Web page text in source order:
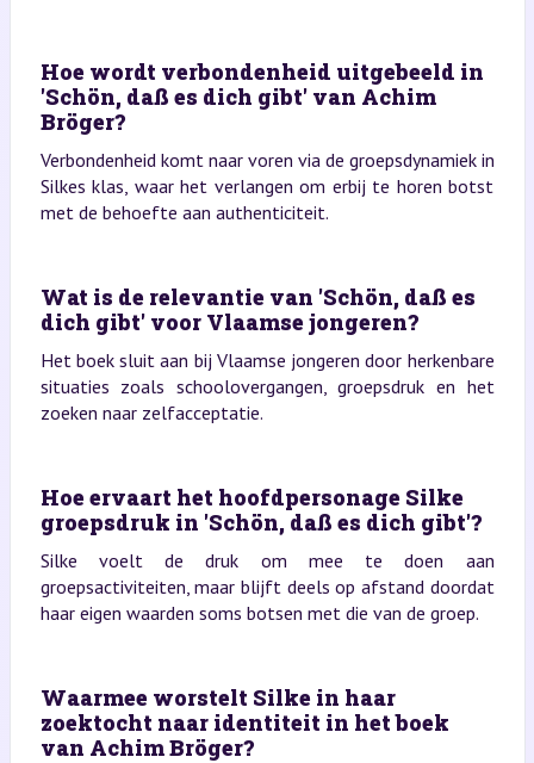
Hoe wordt verbondenheid uitgebeeld in
'Schön, daß es dich gibt' van Achim
Bröger?
Verbondenheid komt naar voren via de groepsdynamiek in
Silkes klas, waar het verlangen om erbij te horen botst
met de behoefte aan authenticiteit.
Wat is de relevantie van 'Schön, daß es
dich gibt' voor Vlaamse jongeren?
Het boek sluit aan bij Vlaamse jongeren door herkenbare
situaties zoals schoolovergangen, groepsdruk en het
zoeken naar zelfacceptatie.
Hoe ervaart het hoofdpersonage Silke
groepsdruk in 'Schön, daß es dich gibt'?
Silke voelt de druk om mee te doen aan
groepsactiviteiten, maar blijft deels op afstand doordat
haar eigen waarden soms botsen met die van de groep.
Waarmee worstelt Silke in haar
zoektocht naar identiteit in het boek
van Achim Bröger?